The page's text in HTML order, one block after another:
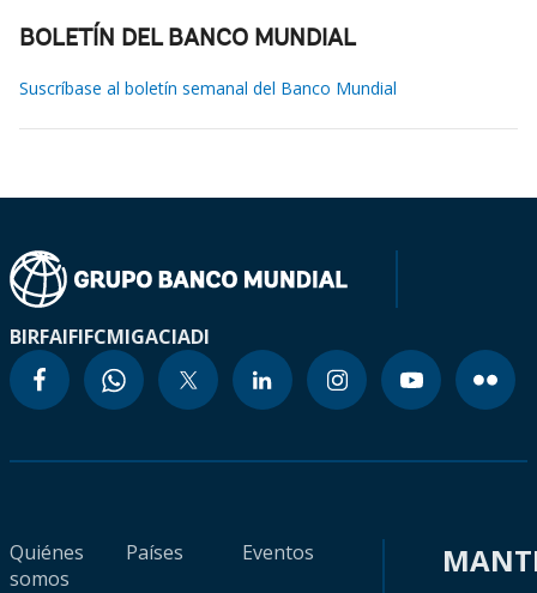
BOLETÍN DEL BANCO MUNDIAL
Suscríbase al boletín semanal del Banco Mundial
BIRFAIFIFCMIGACIADI
Quiénes
somos
Países
Eventos